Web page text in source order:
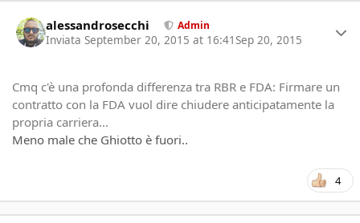
alessandrosecchi Admin
Inviata September 20, 2015 at 16:41Sep 20, 2015
Cmq c'è una profonda differenza tra RBR e FDA: Firmare un
contratto con la FDA vuol dire chiudere anticipatamente la
propria carriera...
Meno male che Ghiotto è fuori..
4